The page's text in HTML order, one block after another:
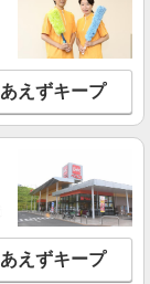
えずキープ
太田市・館林市
えずキープ